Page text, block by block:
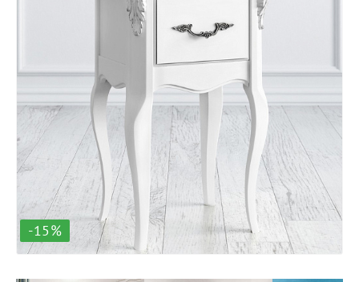
-15%